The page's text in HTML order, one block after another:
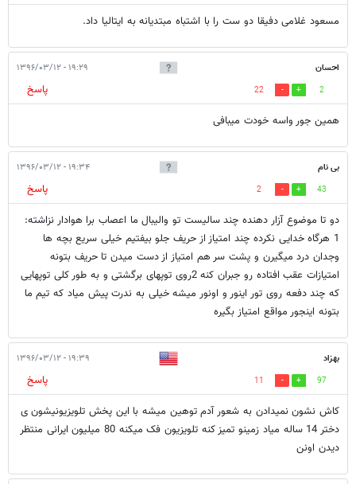
مسعود غلامی دفیقا دو ست را با اشتباه مبتدیانه به ایتالیا داد.
احسان ۱۹:۲۹ - ۱۳۹۶/۰۳/۱۲
2
22
پاسخ
همین جور واسه خودت میبافی
بی نام ۱۹:۳۴ - ۱۳۹۶/۰۳/۱۲
43
2
پاسخ
دو تا موضوع آزار دهنده چند سالیست تو والیبال ما اعصاب برا هوادار نزاشته:
1 هرگاه خدایی نکرده چند امتیاز از حریف جلو بیفتیم خیلی سریع بچه ها
وجدان درد میگیرن و پشت سر هم امتیاز از دست میدن تا حریف بتونه
امتیازات عقب افتاده رو جبران کنه 2روی توپهای برگشتی و به طور کلی توپهایی
که چند دفعه روی تور اینور و اونور میشه خیلی به ندرت پیش میاد که تیم ما
بتونه اینجور مواقع امتیاز بگیره
بهزاد ۱۹:۳۹ - ۱۳۹۶/۰۳/۱۲
97
11
پاسخ
کاش نشون نمیدادن به شعور آدم توهین میشه با این پخش تلویزیونیشون ی
دختر 14 ساله میاد زمینو تمیز کنه تلویزیون فک میکنه 80 میلیون ایرانی منتظر
دیدن اونن